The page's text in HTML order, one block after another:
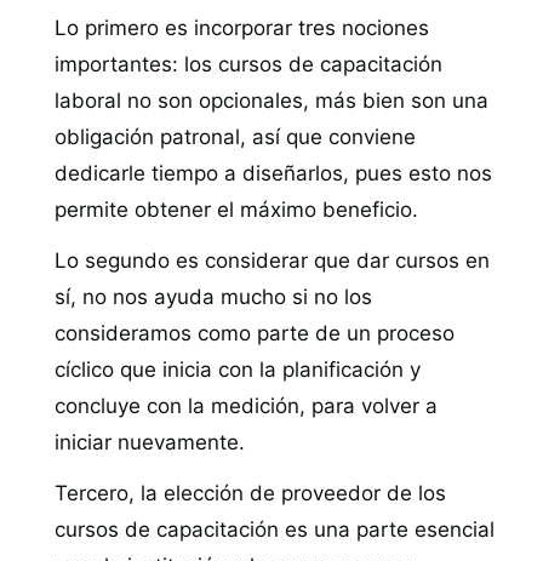
Lo primero es incorporar tres nociones
importantes: los cursos de capacitación
laboral no son opcionales, más bien son una
obligación patronal, así que conviene
dedicarle tiempo a diseñarlos, pues esto nos
permite obtener el máximo beneficio.
Lo segundo es considerar que dar cursos en
sí, no nos ayuda mucho si no los
consideramos como parte de un proceso
cíclico que inicia con la planificación y
concluye con la medición, para volver a
iniciar nuevamente.
Tercero, la elección de proveedor de los
cursos de capacitación es una parte esencial